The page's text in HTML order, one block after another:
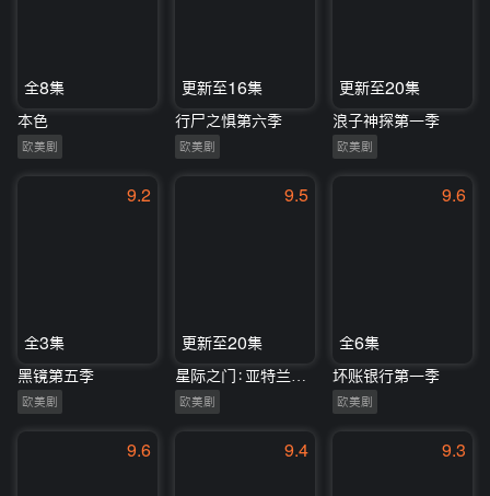
全8集
本色
欧美剧
更新至16集
行尸之惧第六季
欧美剧
更新至20集
浪子神探第一季
欧美剧
9.2
全3集
黑镜第五季
欧美剧
9.5
更新至20集
欧美剧
9.6
全6集
坏账银行第一季
欧美剧
9.6 9.4 9.3